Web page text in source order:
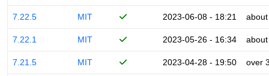
7.22.5 MIT 2023-06-08 - 18:21
7.22.1 MIT 2023-05-26 - 16:34
7.21.5 MIT 2023-04-28 - 19:50 over